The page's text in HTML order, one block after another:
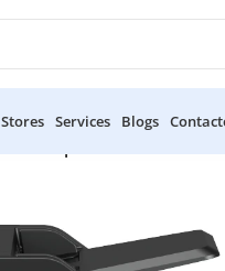
Stores Services Blogs
Imprimante